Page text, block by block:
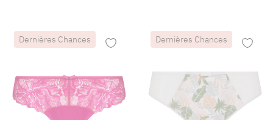
Dernières Chances Dernières Chances